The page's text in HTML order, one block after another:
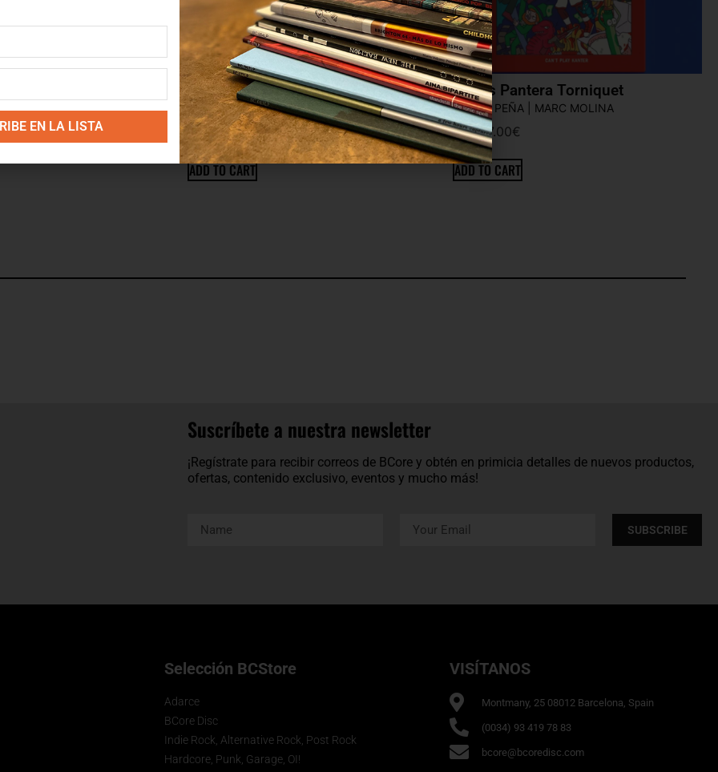
Tres Estacas
FOSCO
16.00€
ADD TO CART
Titans Pantera Torniquet
MANEL PEÑA | MARC MOLINA
17.00€
ADD TO CART
Suscríbete a nuestra newsletter
¡Regístrate para recibir correos de BCore y obtén en primicia detalles de nuevos productos,
ofertas, contenido exclusivo, eventos y mucho más!
SUBSCRIBE
Selección BCStore
Adarce
BCore Disc
Indie Rock, Alternative Rock, Post Rock
Hardcore, Punk, Garage, OI!
VISÍTANOS
Montmany, 25 08012 Barcelona, Spain
(0034) 93 419 78 83
bcore@bcoredisc.com
EN LA LISTA